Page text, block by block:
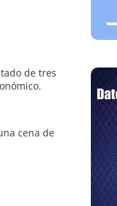
de tres
cena de